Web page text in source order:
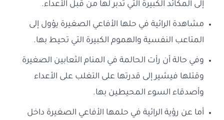
إلى المكائد الكبيرة التي تدبر لها من قبل الأعداء.
مشاهدة الرائية في حلها الأفاعي الصغيرة يؤول إلى
المتاعب النفسية والهموم الكبيرة التي تحيط بها.
وفي حالة أن رأت الحالمة في المنام الثعابين الصغيرة
وقتلها فيشير إلى قدرتها على التغلب على الأعداء
وأصدقاء السوء المحيطين بها.
أما عن رؤية الرائية في حلمها الأفاعي الصغيرة داخل